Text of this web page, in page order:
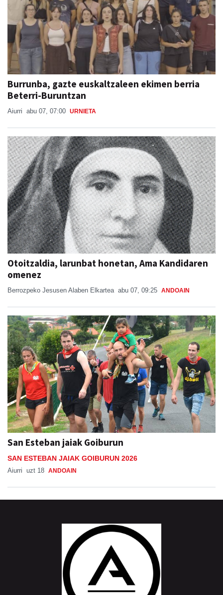
Burrunba, gazte euskaltzaleen ekimen berria
Beterri-Buruntzan
Aiurri abu 07, 07:00 URNIETA
Otoitzaldia, larunbat honetan, Ama Kandidaren
omenez
Berrozpeko Jesusen Alaben Elkartea abu 07, 09:25 ANDOAIN
San Esteban jaiak Goiburun
SAN ESTEBAN JAIAK GOIBURUN 2026
Aiurri uzt 18 ANDOAIN